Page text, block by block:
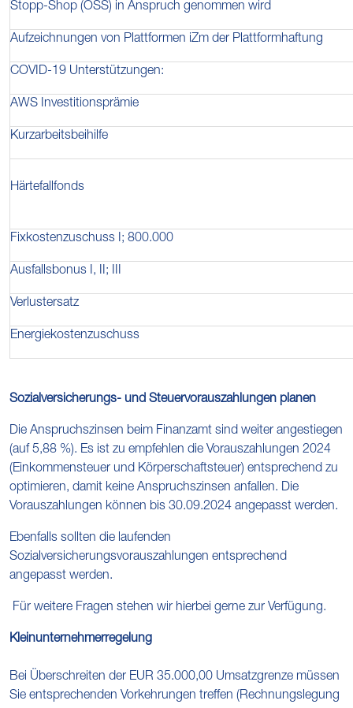
Stopp-Shop (OSS) in Anspruch genommen wird
Aufzeichnungen von Plattformen iZm der Plattformhaftung
COVID-19 Unterstützungen:
AWS Investitionsprämie
Kurzarbeitsbeihilfe
Härtefallfonds
Fixkostenzuschuss I; 800.000
Ausfallsbonus I, II; III
Verlustersatz
Energiekostenzuschuss
Sozialversicherungs- und Steuervorauszahlungen planen
Die Anspruchszinsen beim Finanzamt sind weiter angestiegen
(auf 5,88 %). Es ist zu empfehlen die Vorauszahlungen 2024
(Einkommensteuer und Körperschaftsteuer) entsprechend zu
optimieren, damit keine Anspruchszinsen anfallen. Die
Vorauszahlungen können bis 30.09.2024 angepasst werden.
Ebenfalls sollten die laufenden
Sozialversicherungsvorauszahlungen entsprechend
angepasst werden.
Für weitere Fragen stehen wir hierbei gerne zur Verfügung.
Kleinunternehmerregelung
Bei Überschreiten der EUR 35.000,00 Umsatzgrenze müssen
Sie entsprechenden Vorkehrungen treffen (Rechnungslegung